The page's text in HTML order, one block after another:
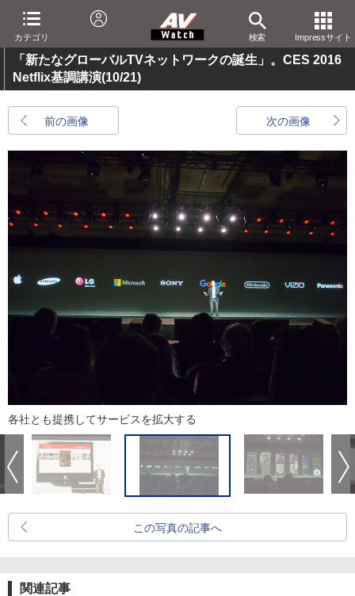
カテゴリ 検索 Impressサイト
「新たなグローバルTVネットワークの誕生」。CES 2016
Netflix基調講演(10/21)
前の画像 次の画像
各社とも提携してサービスを拡大する
この写真の記事へ
関連記事